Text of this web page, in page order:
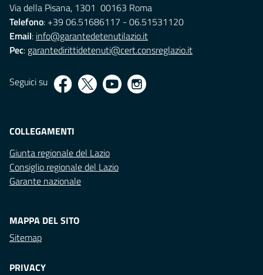
Via della Pisana, 1301 00163 Roma
Telefono: +39 06.51686117 - 06.51531120
Email: info@garantedetenutilazio.it
Pec: garantedirittidetenuti@cert.consreglazio.it
Seguici su
COLLEGAMENTI
Giunta regionale del Lazio
Consiglio regionale del Lazio
Garante nazionale
MAPPA DEL SITO
Sitemap
PRIVACY